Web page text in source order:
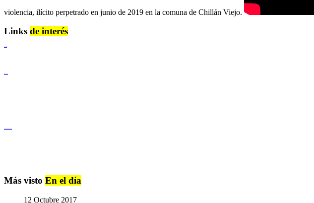
violencia, ilícito perpetrado en junio de 2019 en la comuna de Chillán Viejo.
Links de interés
Más visto En el día
12 Octubre 2017